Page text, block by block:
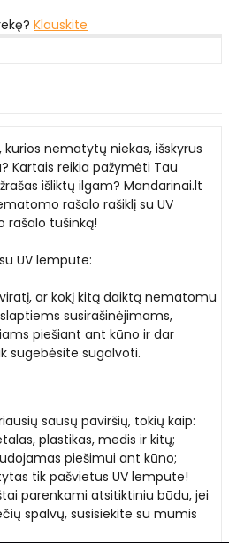
Klauskite
nematytų niekas, išskyrus
Kartais reikia pažymėti Tau
išliktų ilgam? Mandarinai.lt
rašalo rašiklį su UV
rašalo tušinką!
UV lempute:
ar kokį kitą daiktą nematomu
susirašinėjimams,
piešiant ant kūno ir dar
sugebėsite sugalvoti.
sausų paviršių, tokių kaip:
plastikas, medis ir kitų;
piešimui ant kūno;
tik pašvietus UV lempute!
parenkami atsitiktiniu būdu, jei
spalvų, susisiekite su mumis